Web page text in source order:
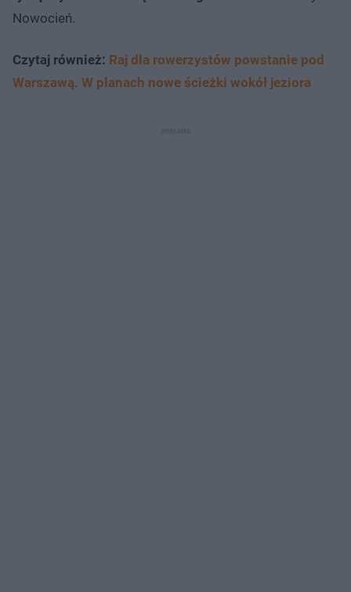
Nowocień.
Czytaj również: Raj dla rowerzystów powstanie pod
Warszawą. W planach nowe ścieżki wokół jeziora